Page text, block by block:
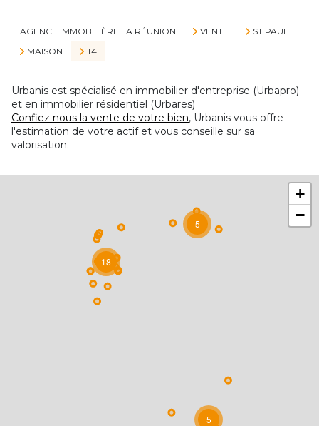
AGENCE IMMOBILIÈRE LA RÉUNION VENTE
ST PAUL
MAISON
T4
Urbanis est spécialisé en immobilier d'entreprise (Urbapro)
et en immobilier résidentiel (Urbares)
Confiez nous la vente de votre bien, Urbanis vous offre
l'estimation de votre actif et vous conseille sur sa
valorisation.
5
18
5
+
−